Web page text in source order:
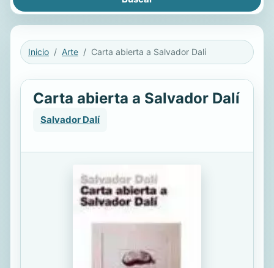
Inicio Arte Carta abierta a Salvador Dalí
Carta abierta a Salvador Dalí
Salvador Dalí